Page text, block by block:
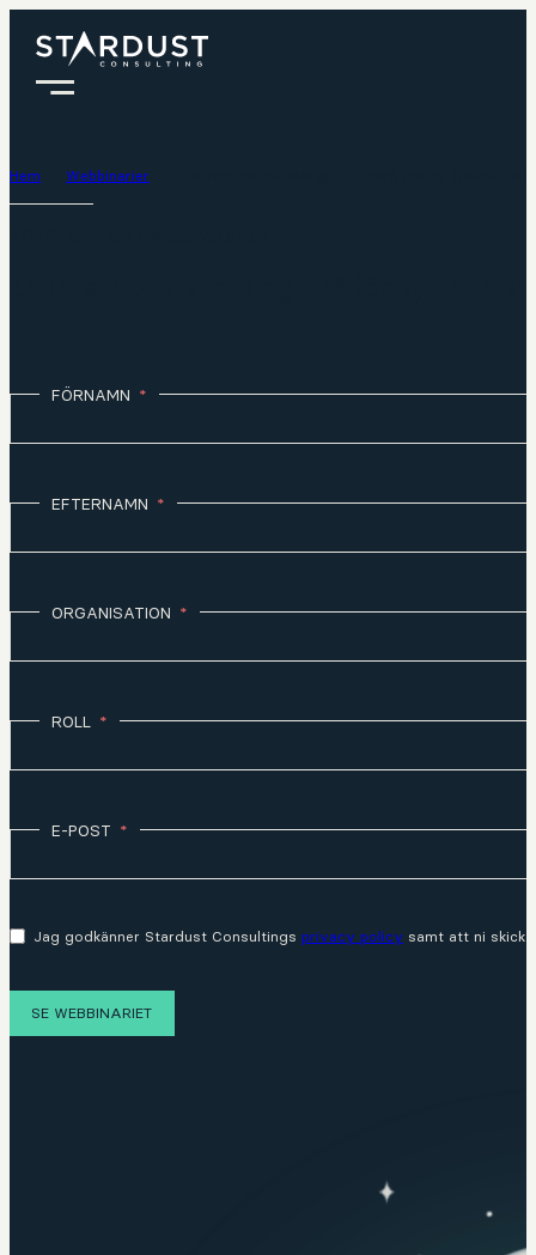
Hem Webbinarier
FÖRNAMN
EFTERNAMN
ORGANISATION
ROLL
E-POST
Jag godkänner Stardust Consultings privacy policy samt att ni
SE WEBBINARIET